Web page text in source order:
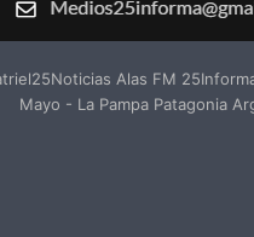
Alas FM
Mayo - La Pampa Patagonia